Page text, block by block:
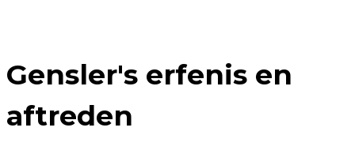
Gensler's erfenis en
aftreden